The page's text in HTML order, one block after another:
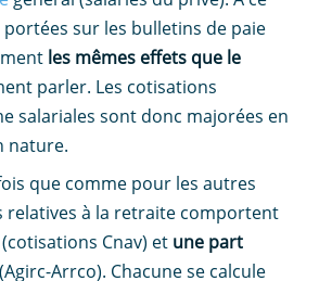
sur les bulletins de paie
les mêmes effets que le
parler. Les cotisations
salariales sont donc majorées en
nature.
que comme pour les autres
relatives à la retraite comportent
(cotisations Cnav) et une part
(Agirc-Arrco). Chacune se calcule